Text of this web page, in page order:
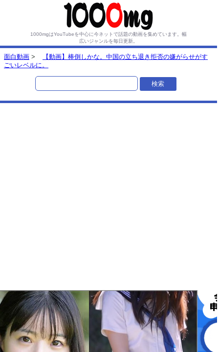
1000mgはYouTubeを中心に今ネットで話題の動画を集めています。 幅
広いジャンルを毎日更新。
面白動画 >
【動画】棒倒しかな。中国の立ち退き拒否の嫌がらせがす
ごいレベルに。